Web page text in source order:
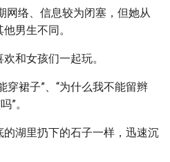
网络、信息较为闭塞，但她从
男生不同。
和女孩们一起玩。
穿裙子”、“为什么我不能留辫
”。
湖里扔下的石子一样，迅速沉